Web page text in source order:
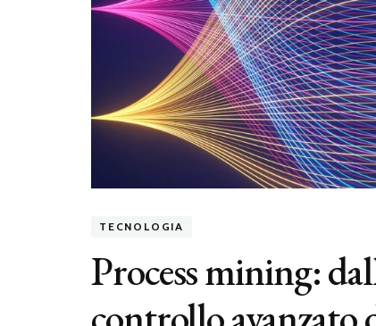
TECNOLOGIA
Process mining: